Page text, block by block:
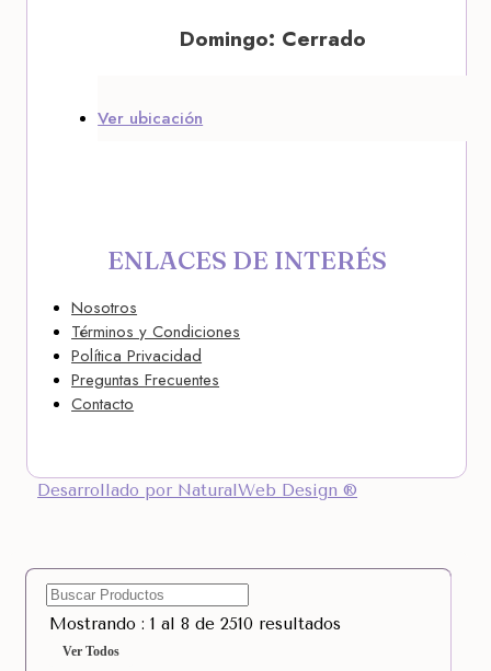
Domingo: Cerrado
Ver ubicación
ENLACES DE INTERÉS
Nosotros
Términos y Condiciones
Política Privacidad
Preguntas Frecuentes
Contacto
Desarrollado por NaturalWeb Design ®
Mostrando : 1 al 8 de 2510 resultados
Ver Todos